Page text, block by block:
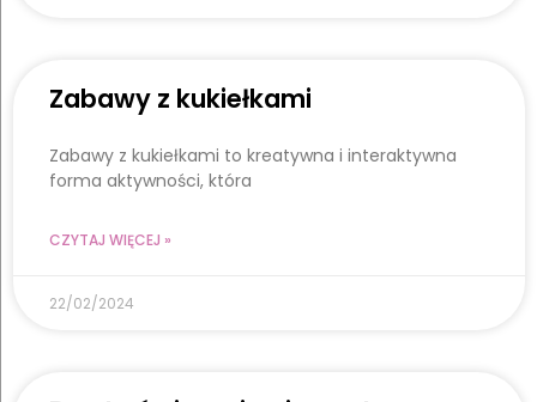
Zabawy z kukiełkami
Zabawy z kukiełkami to kreatywna i interaktywna
forma aktywności, która
CZYTAJ WIĘCEJ »
22/02/2024